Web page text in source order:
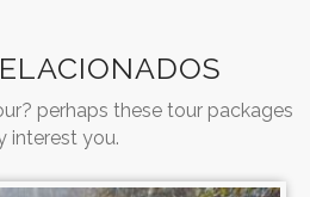
perhaps these tour packages
interest you.